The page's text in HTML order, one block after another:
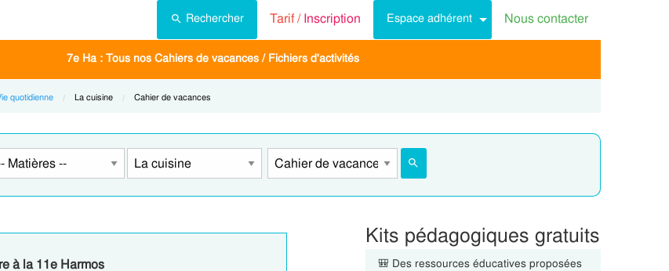
Rechercher Tarif /Inscription Espace adhérent Nous contacter
7e Ha : Tous nos Cahiers de vacances / Fichiers d'activités
quotidienne Current:
La cuisine Current:
Cahier de vacances
à la 11e Harmos
Kits pédagogiques gratuits
🎒 Des ressources éducatives proposées